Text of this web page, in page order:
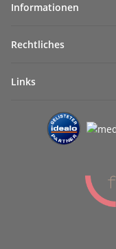
Informationen
Rechtliches
Links